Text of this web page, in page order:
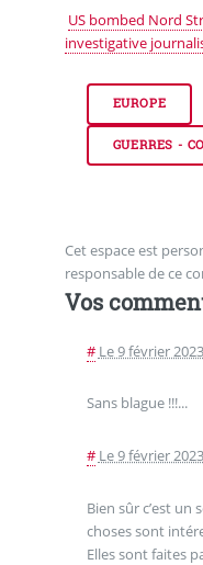
US bombed Nord
investigative
EUROPE
GUERRES -
Cet espace est
responsable de ce
Vos
# Le 9 février
Sans blague !!!...
# Le 9 février
Bien sûr c’est un
choses sont
Elles sont faites